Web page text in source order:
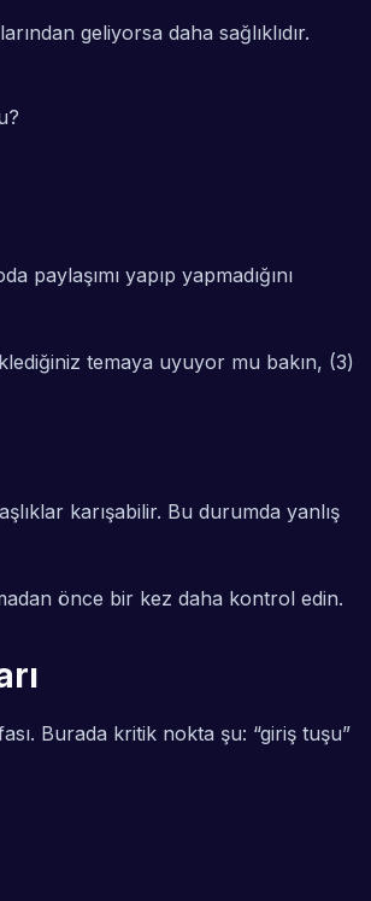
geliyorsa daha sağlıklıdır.
yapıp yapmadığını
temaya uyuyor mu bakın, (3)
karışabilir. Bu durumda yanlış
önce bir kez daha kontrol edin.
Burada kritik nokta şu: “giriş tuşu”